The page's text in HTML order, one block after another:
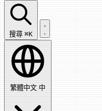
搜尋文章...
搜尋 ⌘K
繁體中文 中